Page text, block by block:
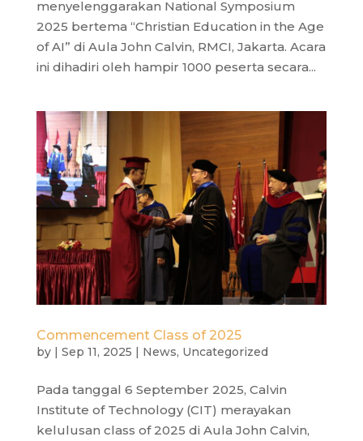
menyelenggarakan National Symposium
2025 bertema “Christian Education in the Age
of AI” di Aula John Calvin, RMCI, Jakarta. Acara
ini dihadiri oleh hampir 1000 peserta secara...
Commencement Class of 2025
by | Sep 11, 2025 | News, Uncategorized
Pada tanggal 6 September 2025, Calvin
Institute of Technology (CIT) merayakan
kelulusan class of 2025 di Aula John Calvin,